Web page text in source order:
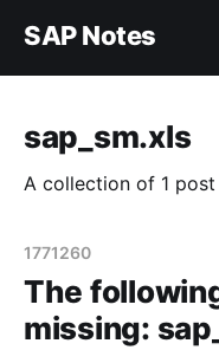
SAP Notes
sap_sm.xls
A collection of 1 post
1771260
The
missing: